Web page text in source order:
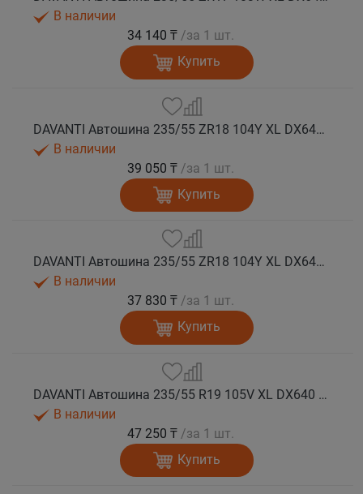
В наличии
34 140 ₸ /за 1 шт.
Купить
DAVANTI Автошина 235/55 ZR18 104Y XL DX640 RPR лето (Таиланд)
В наличии
39 050 ₸ /за 1 шт.
Купить
DAVANTI Автошина 235/55 ZR18 104Y XL DX640 RPR лето
В наличии
37 830 ₸ /за 1 шт.
Купить
DAVANTI Автошина 235/55 R19 105V XL DX640 RPR лето (Таиланд)
В наличии
47 250 ₸ /за 1 шт.
Купить